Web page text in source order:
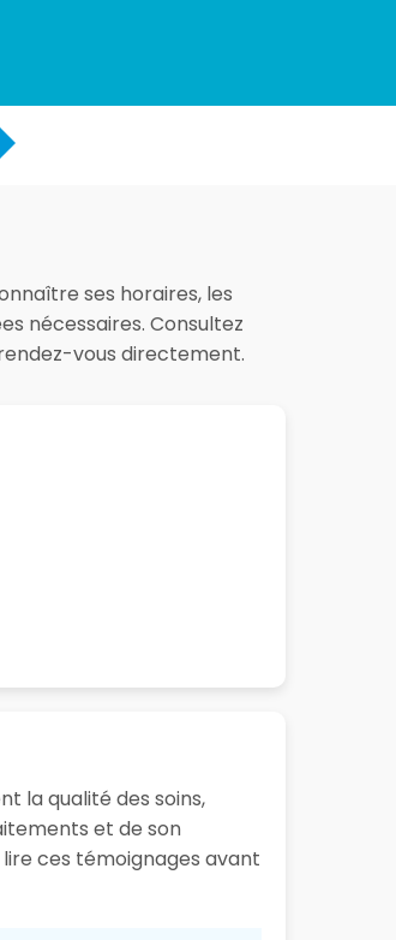
ses horaires, les
nécessaires. Consultez
vous directement.
la qualité des soins,
et de son
ces témoignages avant